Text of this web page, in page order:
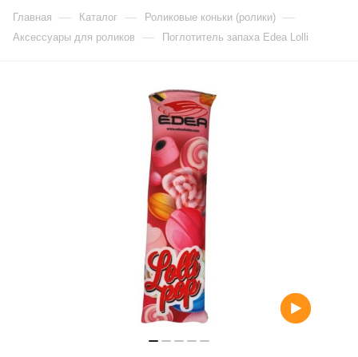
Главная — Каталог — Роликовые коньки (ролики) —
Аксессуары для роликов — Поглотитель запаха Edea Lolli